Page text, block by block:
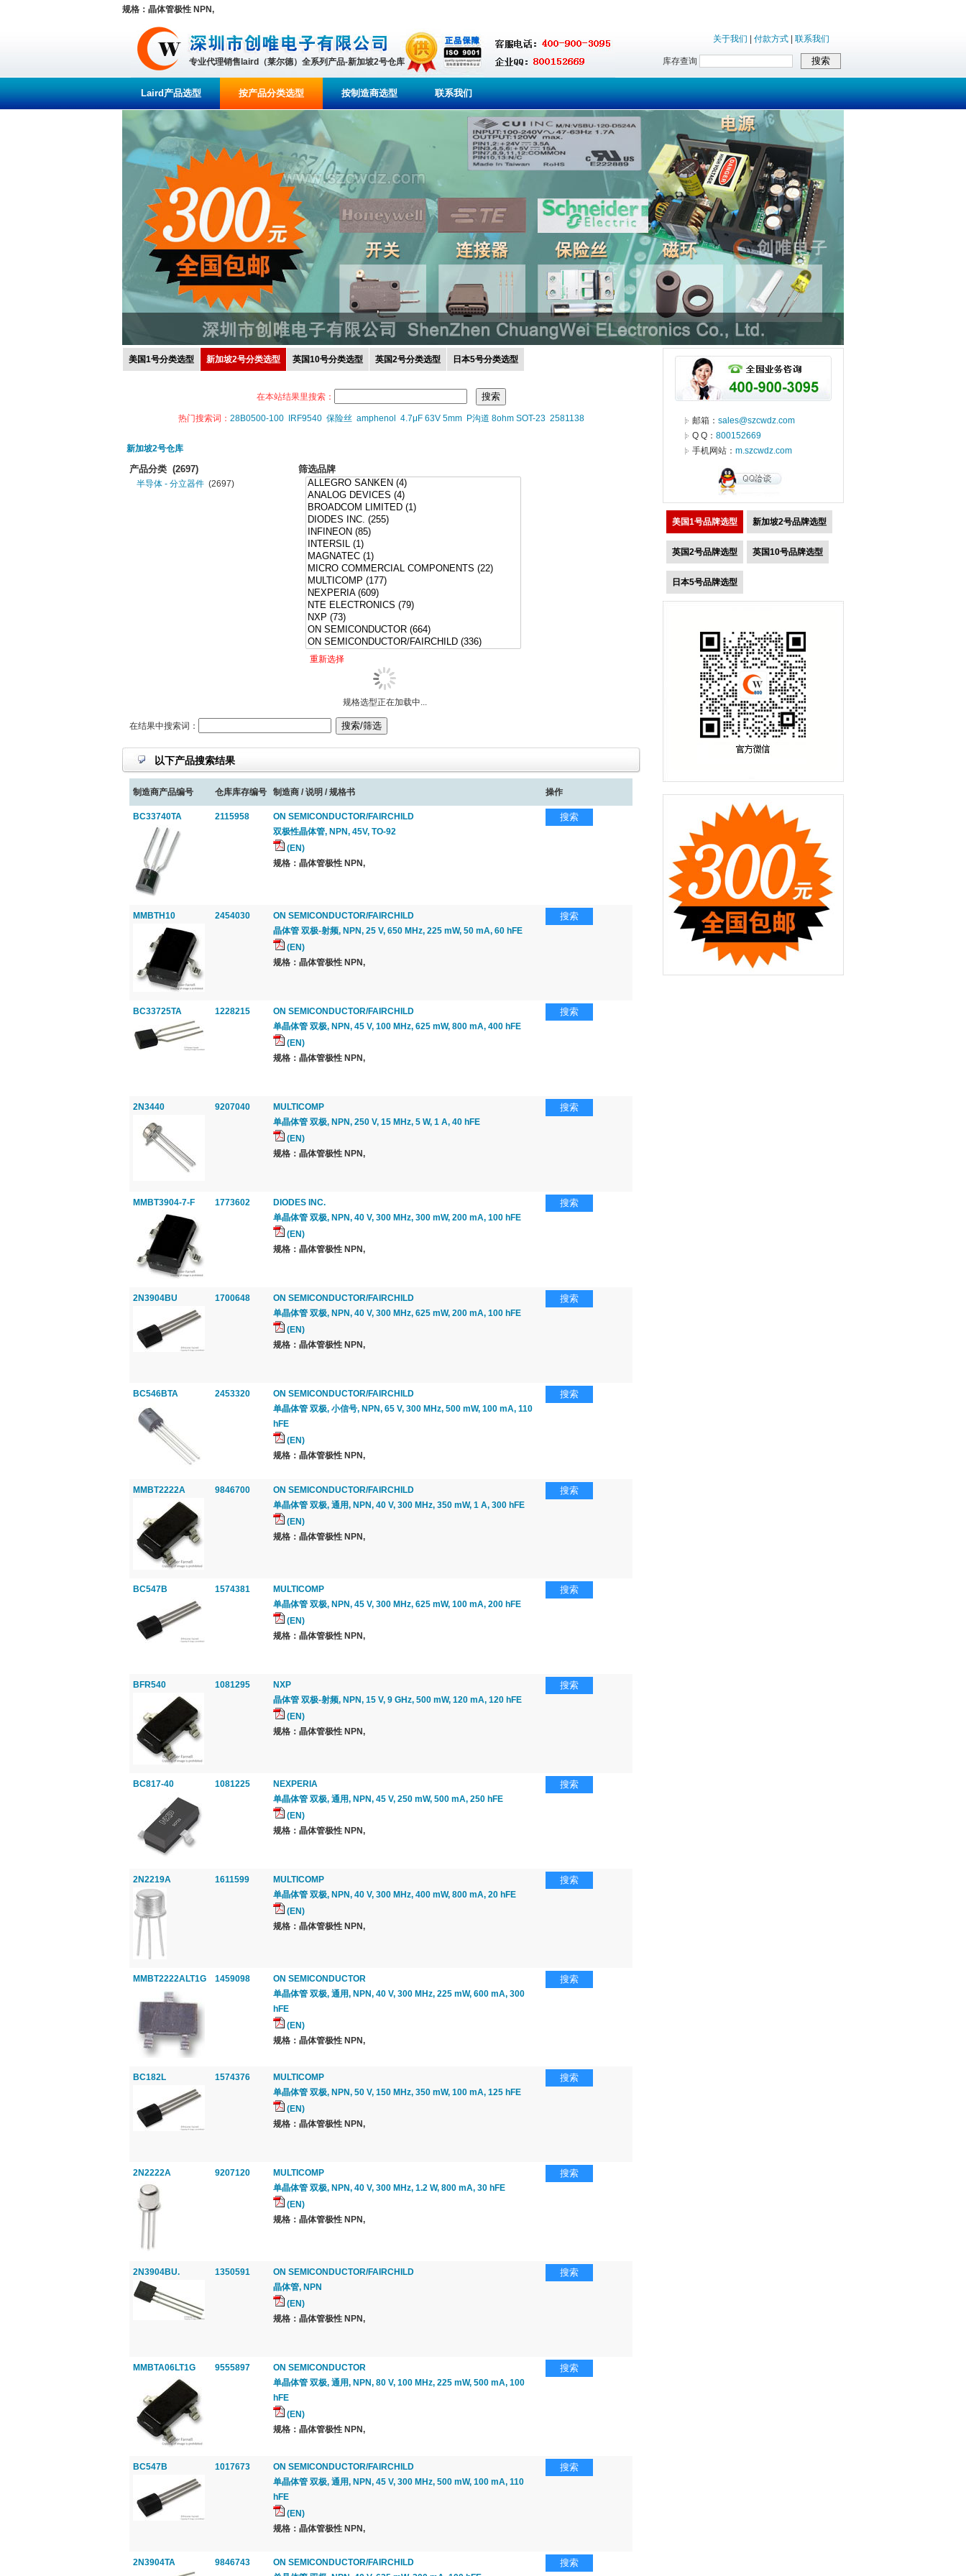
规格：晶体管极性 NPN,
专业代理销售laird（莱尔德）全系列产品-新加坡2号仓库
关于我们 付款方式 联系我们
库存查询
Laird产品选型 按产品分类选型 按制造商选型 联系我们
美国1号分类选型 新加坡2号分类选型 英国10号分类选型 英国2号分类选型 日本5号分类选型
在本站结果里搜索：
热门搜索词： 28B0500-100 IRF9540 保险丝 amphenol 4.7μF 63V 5mm P沟道 8ohm SOT-23 2581138
新加坡2号仓库
产品分类 (2697)
半导体 - 分立器件 (2697)
筛选品牌
重新选择
规格选型正在加载中...
在结果中搜索词：
以下产品搜索结果
制造商产品编号 仓库库存编号 制造商 / 说明 / 规格书 操作
BC33740TA 2115958
ON SEMICONDUCTOR/FAIRCHILD
双极性晶体管, NPN, 45V, TO-92
(EN)
规格：晶体管极性 NPN,
搜索
MMBTH10 2454030
ON SEMICONDUCTOR/FAIRCHILD
晶体管 双极-射频, NPN, 25 V, 650 MHz, 225 mW, 50 mA, 60 hFE
(EN)
规格：晶体管极性 NPN,
搜索
BC33725TA 1228215
ON SEMICONDUCTOR/FAIRCHILD
单晶体管 双极, NPN, 45 V, 100 MHz, 625 mW, 800 mA, 400 hFE
(EN)
规格：晶体管极性 NPN,
搜索
2N3440 9207040
MULTICOMP
单晶体管 双极, NPN, 250 V, 15 MHz, 5 W, 1 A, 40 hFE
(EN)
规格：晶体管极性 NPN,
搜索
MMBT3904-7-F 1773602
DIODES INC.
单晶体管 双极, NPN, 40 V, 300 MHz, 300 mW, 200 mA, 100 hFE
(EN)
规格：晶体管极性 NPN,
搜索
2N3904BU 1700648
ON SEMICONDUCTOR/FAIRCHILD
单晶体管 双极, NPN, 40 V, 300 MHz, 625 mW, 200 mA, 100 hFE
(EN)
规格：晶体管极性 NPN,
搜索
BC546BTA 2453320
ON SEMICONDUCTOR/FAIRCHILD
单晶体管 双极, 小信号, NPN, 65 V, 300 MHz, 500 mW, 100 mA, 110
hFE
(EN)
规格：晶体管极性 NPN,
搜索
MMBT2222A 9846700
ON SEMICONDUCTOR/FAIRCHILD
单晶体管 双极, 通用, NPN, 40 V, 300 MHz, 350 mW, 1 A, 300 hFE
(EN)
规格：晶体管极性 NPN,
搜索
BC547B 1574381
MULTICOMP
单晶体管 双极, NPN, 45 V, 300 MHz, 625 mW, 100 mA, 200 hFE
(EN)
规格：晶体管极性 NPN,
搜索
BFR540 1081295
NXP
晶体管 双极-射频, NPN, 15 V, 9 GHz, 500 mW, 120 mA, 120 hFE
(EN)
规格：晶体管极性 NPN,
搜索
BC817-40 1081225
NEXPERIA
单晶体管 双极, 通用, NPN, 45 V, 250 mW, 500 mA, 250 hFE
(EN)
规格：晶体管极性 NPN,
搜索
2N2219A 1611599
MULTICOMP
单晶体管 双极, NPN, 40 V, 300 MHz, 400 mW, 800 mA, 20 hFE
(EN)
规格：晶体管极性 NPN,
搜索
MMBT2222ALT1G 1459098
ON SEMICONDUCTOR
单晶体管 双极, 通用, NPN, 40 V, 300 MHz, 225 mW, 600 mA, 300
hFE
(EN)
规格：晶体管极性 NPN,
搜索
BC182L 1574376
MULTICOMP
单晶体管 双极, NPN, 50 V, 150 MHz, 350 mW, 100 mA, 125 hFE
(EN)
规格：晶体管极性 NPN,
搜索
2N2222A 9207120
MULTICOMP
单晶体管 双极, NPN, 40 V, 300 MHz, 1.2 W, 800 mA, 30 hFE
(EN)
规格：晶体管极性 NPN,
搜索
2N3904BU. 1350591
ON SEMICONDUCTOR/FAIRCHILD
晶体管, NPN
(EN)
规格：晶体管极性 NPN,
搜索
MMBTA06LT1G 9555897
ON SEMICONDUCTOR
单晶体管 双极, 通用, NPN, 80 V, 100 MHz, 225 mW, 500 mA, 100
hFE
(EN)
规格：晶体管极性 NPN,
搜索
BC547B 1017673
ON SEMICONDUCTOR/FAIRCHILD
单晶体管 双极, 通用, NPN, 45 V, 300 MHz, 500 mW, 100 mA, 110
hFE
(EN)
规格：晶体管极性 NPN,
搜索
2N3904TA 9846743
ON SEMICONDUCTOR/FAIRCHILD
搜索
邮箱： sales@szcwdz.com
Q Q： 800152669
手机网站： m.szcwdz.com
美国1号品牌选型 新加坡2号品牌选型
英国2号品牌选型 英国10号品牌选型
日本5号品牌选型